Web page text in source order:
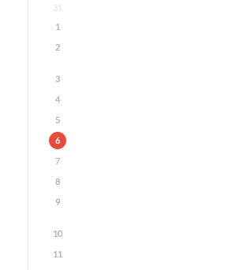
31
1
2
3
4
5
6
7
8
9
10
11